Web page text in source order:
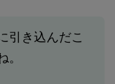
引き込んだこ
。